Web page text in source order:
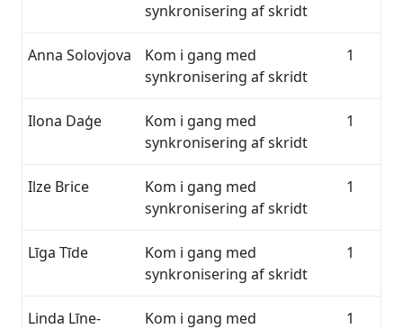
synkronisering af skridt
Anna Solovjova
Kom i gang med
synkronisering af skridt
1
Ilona Daģe
Kom i gang med
synkronisering af skridt
1
Ilze Brice
Kom i gang med
synkronisering af skridt
1
Līga Tīde
Kom i gang med
synkronisering af skridt
1
Linda Līne-
Kom i gang med
1